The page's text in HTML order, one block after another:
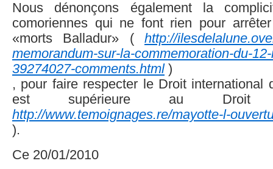
Nous dénonçons également la
comoriennes qui ne font rien pour arrêter
«morts Balladur» (
http://
memorandum-sur-la-commemoration-du-
39274027-comments.html )
, pour faire respecter le Droit international
est supérieure au Droit
http://www.temoignages.re/mayotte-l-
).
Ce 20/01/2010